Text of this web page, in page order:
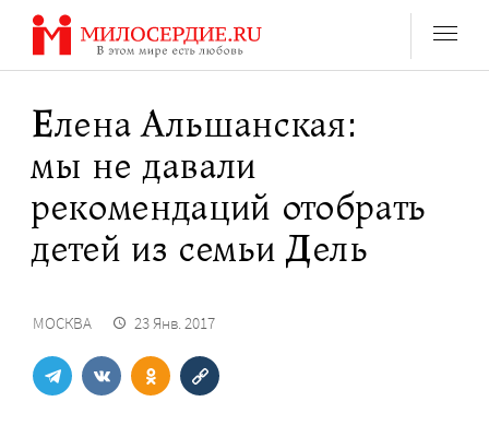
Перейти
содержанию
Елена Альшанская:
мы не давали
рекомендаций отобрать
детей из семьи Дель
МОСКВА 23 Янв. 2017